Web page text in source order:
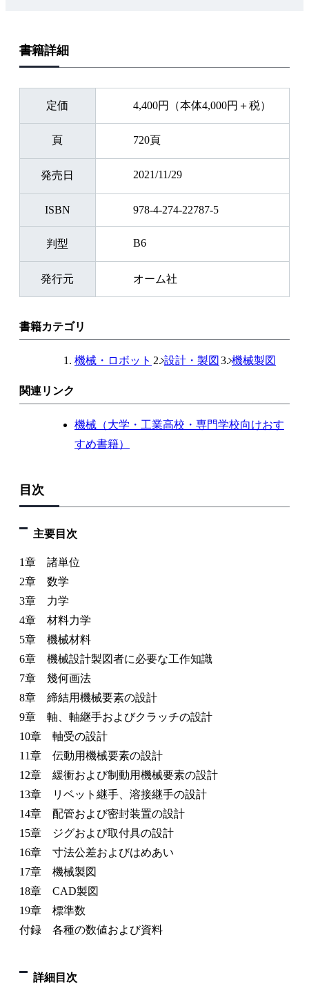
書籍詳細
定価 4,400円（本体4,000円＋税）
頁 720頁
発売日 2021/11/29
ISBN 978-4-274-22787-5
判型 B6
発行元 オーム社
書籍カテゴリ
機械・ロボット 設計・製図 機械製図
関連リンク
機械（大学・工業高校・専門学校向けおす
すめ書籍）
目次
主要目次
1章 諸単位
2章 数学
3章 力学
4章 材料力学
5章 機械材料
6章 機械設計製図者に必要な工作知識
7章 幾何画法
8章 締結用機械要素の設計
9章 軸、軸継手およびクラッチの設計
10章 軸受の設計
11章 伝動用機械要素の設計
12章 緩衝および制動用機械要素の設計
13章 リベット継手、溶接継手の設計
14章 配管および密封装置の設計
15章 ジグおよび取付具の設計
16章 寸法公差およびはめあい
17章 機械製図
18章 CAD製図
19章 標準数
付録 各種の数値および資料
詳細目次